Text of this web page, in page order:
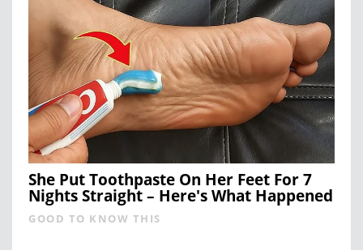
She Put Toothpaste On Her Feet For 7
Nights Straight – Here's What Happened
GOOD TO KNOW THIS